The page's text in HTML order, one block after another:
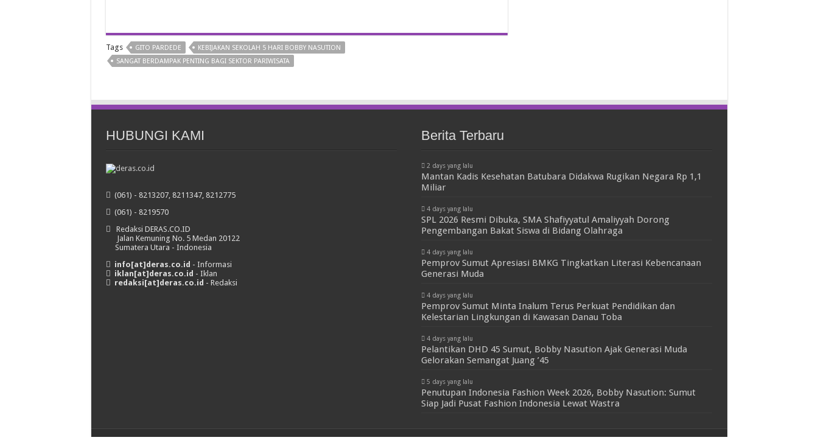
Tags GITO PARDEDE
KEBIJAKAN SEKOLAH 5 HARI BOBBY NASUTION
SANGAT BERDAMPAK PENTING BAGI SEKTOR PARIWISATA
HUBUNGI KAMI
(061) - 8213207, 8211347, 8212775
(061) - 8219570
Redaksi DERAS.CO.ID
Jalan Kemuning No. 5 Medan 20122
Sumatera Utara - Indonesia
info[at]deras.co.id - Informasi
iklan[at]deras.co.id - Iklan
redaksi[at]deras.co.id - Redaksi
Berita Terbaru
2 days yang lalu
Mantan Kadis Kesehatan Batubara Didakwa Rugikan Negara Rp 1,1
Miliar
4 days yang lalu
SPL 2026 Resmi Dibuka, SMA Shafiyyatul Amaliyyah Dorong
Pengembangan Bakat Siswa di Bidang Olahraga
4 days yang lalu
Pemprov Sumut Apresiasi BMKG Tingkatkan Literasi Kebencanaan
Generasi Muda
4 days yang lalu
Pemprov Sumut Minta Inalum Terus Perkuat Pendidikan dan
Kelestarian Lingkungan di Kawasan Danau Toba
4 days yang lalu
Pelantikan DHD 45 Sumut, Bobby Nasution Ajak Generasi Muda
Gelorakan Semangat Juang ’45
5 days yang lalu
Penutupan Indonesia Fashion Week 2026, Bobby Nasution: Sumut
Siap Jadi Pusat Fashion Indonesia Lewat Wastra